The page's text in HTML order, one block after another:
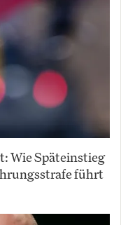
Wie Späteinstieg
führt